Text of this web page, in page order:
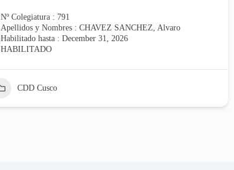
Nº Colegiatura : 791
Apellidos y Nombres : CHAVEZ SANCHEZ, Alvaro
Habilitado hasta : December 31, 2026
HABILITADO
CDD Cusco